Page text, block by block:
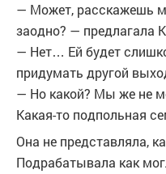
— Может, расскажешь
заодно? — предлагала
— Нет… Ей будет
придумать другой
— Но какой? Мы же не
Какая-то подпольная
Она не представляла,
Подрабатывала как